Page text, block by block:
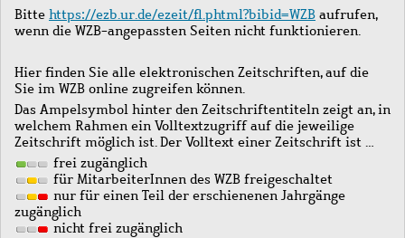
Bitte https://ezb.ur.de/ezeit/fl.phtml?bibid=WZB aufrufen,
wenn die WZB-angepassten Seiten nicht funktionieren.
Hier finden Sie alle elektronischen Zeitschriften, auf die
Sie im WZB online zugreifen können.
Das Ampelsymbol hinter den Zeitschriftentiteln zeigt an, in
welchem Rahmen ein Volltextzugriff auf die jeweilige
Zeitschrift möglich ist. Der Volltext einer Zeitschrift ist …
frei zugänglich
für MitarbeiterInnen des WZB freigeschaltet
nur für einen Teil der erschienenen Jahrgänge
zugänglich
nicht frei zugänglich